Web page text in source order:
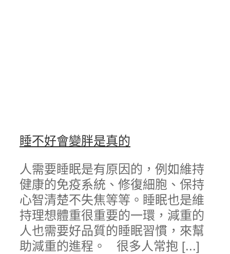
睡不好會變胖是真的
人需要睡眠是有原因的，例如維持
健康的免疫系統、修復細胞、保持
心智清楚不失焦等等。睡眠也是維
持理想體重很重要的一環，減重的
人也需要好品質的睡眠習慣，來幫
助減重的進程。 很多人常抱 [...]